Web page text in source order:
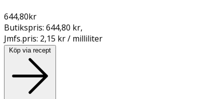
644,80kr
Butikspris: 644,80 kr,
Jmfs.pris: 2,15 kr / milliliter
Köp via recept